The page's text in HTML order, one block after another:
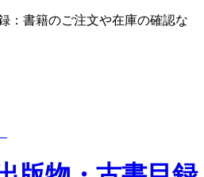
：書籍のご注文や在庫の確認な